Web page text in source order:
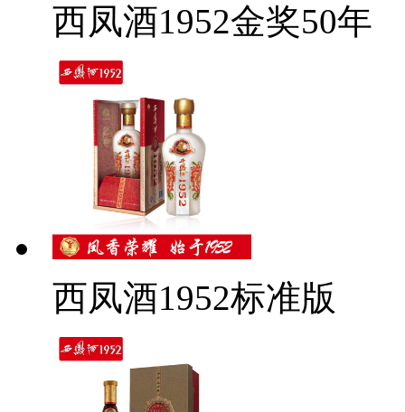
西凤酒1952金奖50年
西凤酒1952标准版